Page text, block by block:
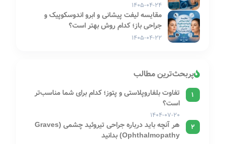
۱۴۰۵-۰۴-۲۴
مقایسه لیفت پیشانی و ابرو اندوسکوپیک و
جراحی باز؛ کدام روش بهتر است؟
۱۴۰۵-۰۴-۲۲
پربحث‌ترین مطالب
1
تفاوت بلفاروپلاستی و پتوز؛ کدام برای شما مناسب‌تر
است؟
۱۴۰۴-۰۷-۲۰
2
هر آنچه باید درباره جراحی تیروئید چشمی (Graves
Ophthalmopathy) بدانید